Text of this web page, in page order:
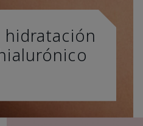
hidratación